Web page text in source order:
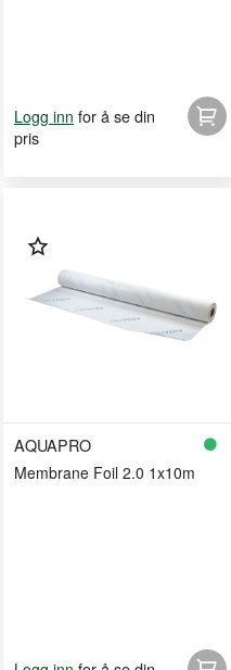
Logg inn for å se din
pris
AQUAPRO
Membrane Foil 2.0 1x10m